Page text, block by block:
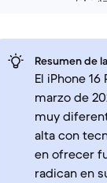
Resumen de
El iPhone
marzo de
muy
alta con
en ofrecer
radican en